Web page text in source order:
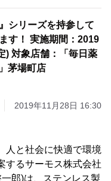
シリーズを持参して
す！ 実施期間：2019
) 対象店舗：「毎日薬
茅場町店
2019年11月28日 16:30
人と社会に快適で環境
するサーモス株式会社
郎)は、ステンレス製